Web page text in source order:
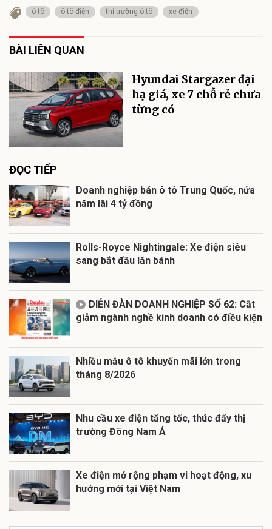
ô tô ô tô điện thị trường ô tô xe điện
BÀI LIÊN QUAN
Hyundai Stargazer đại
hạ giá, xe 7 chỗ rẻ chưa
từng có
ĐỌC TIẾP
Doanh nghiệp bán ô tô Trung Quốc, nửa
năm lãi 4 tỷ đồng
Rolls-Royce Nightingale: Xe điện siêu
sang bắt đầu lăn bánh
DIỄN ĐÀN DOANH NGHIỆP SỐ 62: Cắt
giảm ngành nghề kinh doanh có điều kiện
Nhiều mẫu ô tô khuyến mãi lớn trong
tháng 8/2026
Nhu cầu xe điện tăng tốc, thúc đẩy thị
trường Đông Nam Á
Xe điện mở rộng phạm vi hoạt động, xu
hướng mới tại Việt Nam